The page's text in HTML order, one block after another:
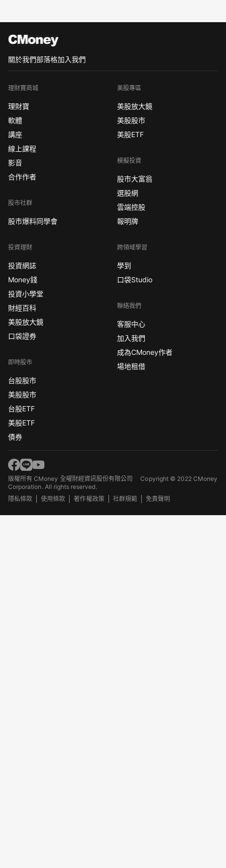
關於我們部落格加入我們
理財寶商城
理財寶
軟體
講座
線上課程
影音
合作作者
股市社群
股市爆料同學會
投資理財
投資網誌
Money錢
投資小學堂
財經百科
美股放大鏡
口袋證券
即時股市
台股股市
美股股市
台股ETF
美股ETF
債券
美股專區
美股放大鏡
美股股市
美股ETF
模擬投資
股市大富翁
選股網
雲端控股
報明牌
跨領域學習
學到
口袋Studio
聯絡我們
客服中心
加入我們
成為CMoney作者
場地租借
版權所有 CMoney 全曜財經資訊股份有限公司Copyright © 2022 CMoney
Corporation. All rights reserved.
隱私條款
使用條款 著作權政策 社群規範 免責聲明